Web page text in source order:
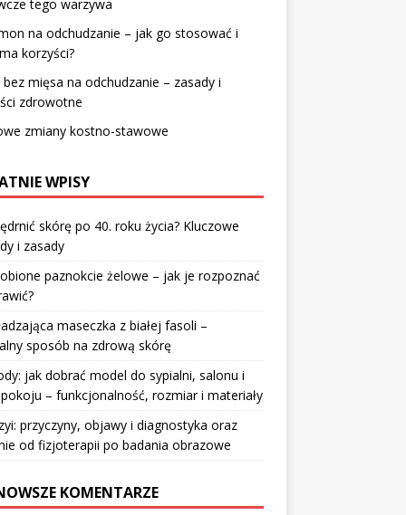
tego warzywa
na odchudzanie – jak go stosować i
korzyści?
mięsa na odchudzanie – zasady i
zdrowotne
zmiany kostno-stawowe
WPISY
skórę po 40. roku życia? Kluczowe
i zasady
paznokcie żelowe – jak je rozpoznać
maseczka z białej fasoli –
sposób na zdrową skórę
jak dobrać model do sypialni, salonu i
– funkcjonalność, rozmiar i materiały
przyczyny, objawy i diagnostyka oraz
od fizjoterapii po badania obrazowe
KOMENTARZE